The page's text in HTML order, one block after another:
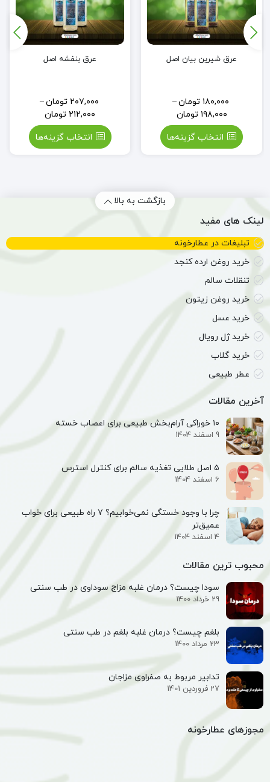
عرق شیرین بیان اصل
۱۸۰,۰۰۰ تومان–
۱۹۸,۰۰۰ تومان
انتخاب گزینه‌ها
عرق بنفشه اصل
۲۰۷,۰۰۰ تومان–
۲۱۲,۰۰۰ تومان
انتخاب گزینه‌ها
بازگشت به بالا
لینک های مفید
تبلیغات در عطارخونه
خرید روغن ارده کنجد
تنقلات سالم
خرید روغن زیتون
خرید عسل
خرید ژل رویال
خرید گلاب
عطر طبیعی
آخرین مقالات
۱۰ خوراکی آرام‌بخش طبیعی برای اعصاب خسته
9 اسفند 1404
۵ اصل طلایی تغذیه سالم برای کنترل استرس
6 اسفند 1404
چرا با وجود خستگی نمی‌خوابیم؟ ۷ راه طبیعی برای خواب
عمیق‌تر
4 اسفند 1404
محبوب ترین مقالات
سودا چیست؟ درمان غلبه مزاج سوداوی در طب سنتی
29 خرداد 1400
بلغم چیست؟ درمان غلبه بلغم در طب سنتی
23 مرداد 1400
تدابیر مربوط به صفراوی مزاجان
27 فروردین 1401
مجوزهای عطارخونه